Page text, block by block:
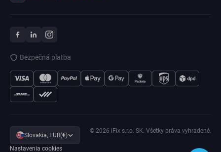
Bezpečná platba
Slovakia, EUR(€)
Nastavenia cookies
© 2026 iFix s.r.o. SK. Všetky práva vyhradené.